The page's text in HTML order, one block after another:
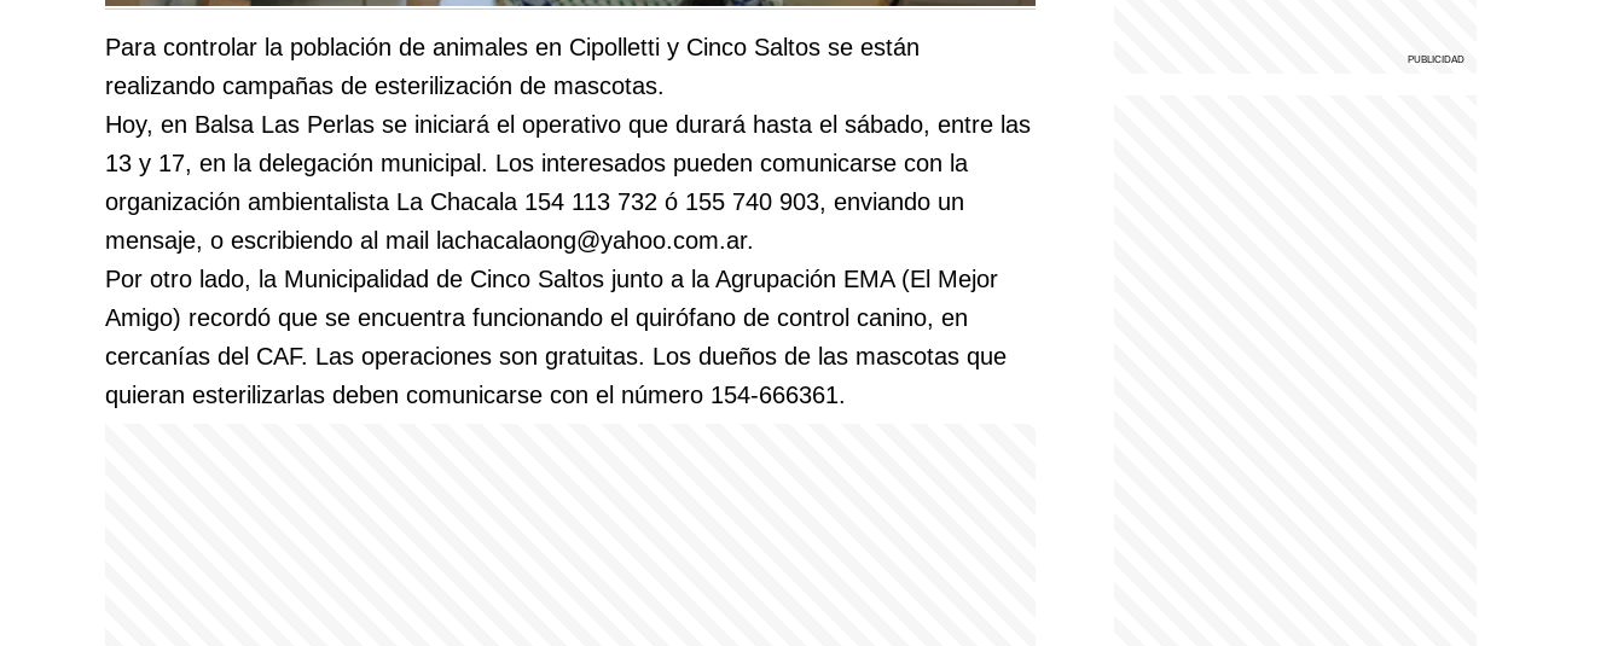
Para controlar la población de animales en Cipolletti y Cinco Saltos se están
realizando campañas de esterilización de mascotas.
Hoy, en Balsa Las Perlas se iniciará el operativo que durará hasta el sábado, entre las
13 y 17, en la delegación municipal. Los interesados pueden comunicarse con la
organización ambientalista La Chacala 154 113 732 ó 155 740 903, enviando un
mensaje, o escribiendo al mail
lachacalaong@yahoo.com.ar.
Por otro lado, la Municipalidad de Cinco Saltos junto a la Agrupación EMA (El Mejor
Amigo) recordó que se encuentra funcionando el quirófano de control canino, en
cercanías del CAF. Las operaciones son gratuitas. Los dueños de las mascotas que
quieran esterilizarlas deben comunicarse con el número 154-666361.